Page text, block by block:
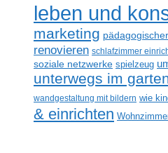
leben und
marketing
renovieren schlafzimmer
soziale netzwerke spielzeug
unterwegs im
wandgestaltung mit bildern wie
& einrichten